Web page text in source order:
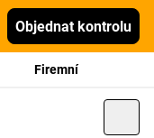
Objednat kontrolu
Firemní